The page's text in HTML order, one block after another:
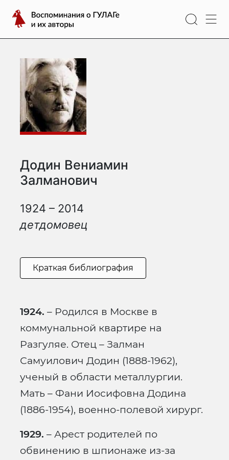
содержимому
Воспоминания
о
ГУЛАГе
авторы
Додин Вениамин
Залманович
1924 – 2014
детдомовец
Краткая библиография
1924. – Родился в Москве в
коммунальной квартире на
Разгуляе. Отец – Залман
Самуилович Додин (1888-1962),
ученый в области металлургии.
Мать – Фани Иосифовна Додина
(1886-1954), военно-полевой хирург.
1929. – Арест родителей по
обвинению в шпионаже из-за